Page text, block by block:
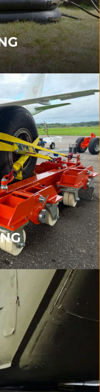
für Unfälle mit
De-Bogging-Kits
Fahrbahn.
gehören unsere
Winkelstützen und